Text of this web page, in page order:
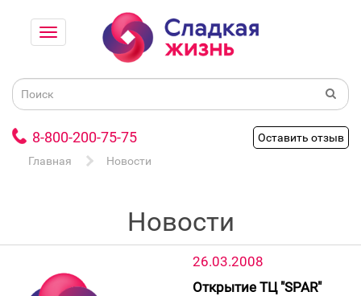
8-800-200-75-75
Оставить отзыв
Главная
Новости
Новости
26.03.2008
Открытие ТЦ "SPAR"